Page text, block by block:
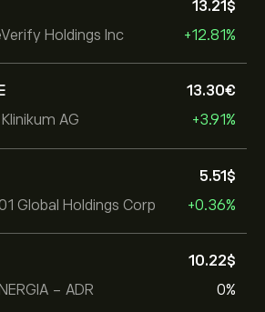
Holdings Inc
13.21‎$‎
+12.81%
AG
13.30‎€‎
+3.91%
Global Holdings Corp
5.51‎$‎
+0.36%
- ADR
10.22‎$‎
0%